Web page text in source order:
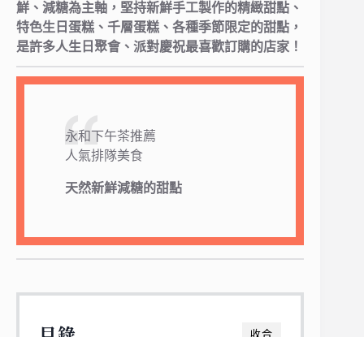
鮮、減糖為主軸，堅持新鮮手工製作的精緻甜點、
特色生日蛋糕、千層蛋糕、各種季節限定的甜點，
是許多人生日聚會、派對慶祝最喜歡訂購的店家！
永和下午茶推薦
人氣排隊美食
天然新鮮減糖的甜點
收合